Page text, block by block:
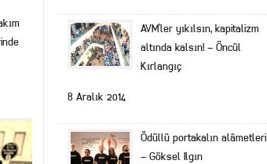
AVM’ler yıkılsın, kapitalizm
altında kalsın! – Öncül
Kırlangıç
8 Aralık 2014
Ödüllü portakalın alâmetleri
– Göksel Ilgın